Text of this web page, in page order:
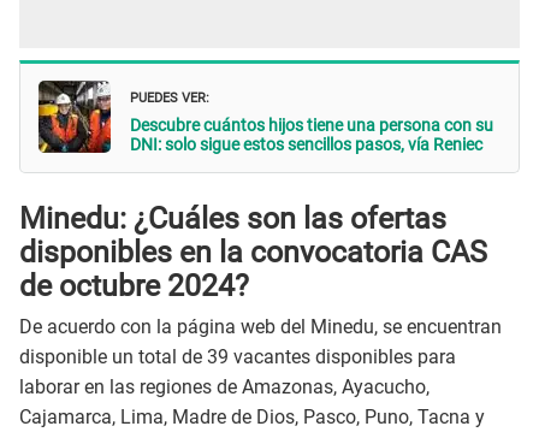
PUEDES VER:
Descubre cuántos hijos tiene una persona con su
DNI: solo sigue estos sencillos pasos, vía Reniec
Minedu: ¿Cuáles son las ofertas
disponibles en la convocatoria CAS
de octubre 2024?
De acuerdo con la página web del Minedu, se encuentran
disponible un total de 39 vacantes disponibles para
laborar en las regiones de Amazonas, Ayacucho,
Cajamarca, Lima, Madre de Dios, Pasco, Puno, Tacna y